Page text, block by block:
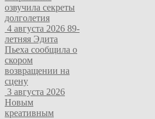
озвучила секреты
долголетия
4 августа 2026 89-
летняя Эдита
Пьеха сообщила о
скором
возвращении на
сцену
3 августа 2026
Новым
креативным